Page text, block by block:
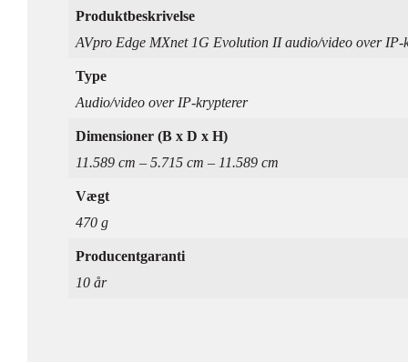
Produktbeskrivelse
AVpro Edge MXnet 1G Evolution II audio/video over IP-
Type
Audio/video over IP-krypterer
Dimensioner (B x D x H)
11.589 cm – 5.715 cm – 11.589 cm
Vægt
470 g
Producentgaranti
10 år